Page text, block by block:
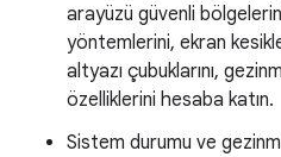
arayüzü güvenli
yöntemlerini, ekran
altyazı çubuklarını,
özelliklerini hesaba katın.
Sistem durumu ve